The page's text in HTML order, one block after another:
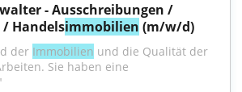
- Ausschreibungen /
Handelsimmobilien (m/w/d)
der Immobilien und die Qualität der
Sie haben eine